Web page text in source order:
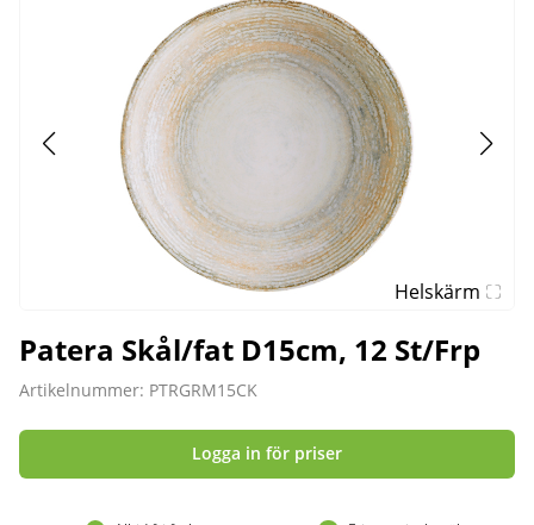
Helskärm
Patera Skål/fat D15cm, 12 St/Frp
Artikelnummer: PTRGRM15CK
Logga in för priser